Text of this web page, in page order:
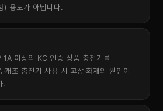
) 용도가 아닙니다.
1A 이상의 KC 인증 정품 충전기를
개조 충전기 사용 시 고장·화재의 원인이
.